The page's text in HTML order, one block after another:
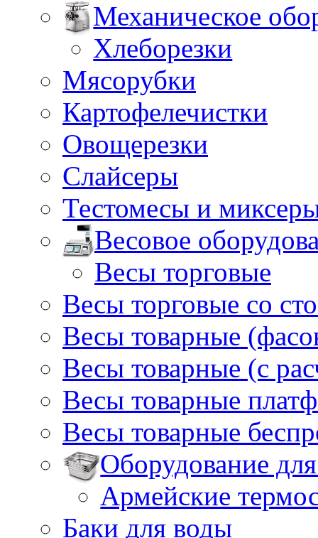
Механическое
Хлеборезки
Мясорубки
Картофелечистки
Овощерезки
Слайсеры
Тестомесы и
Весовое
Весы торговые
Весы торговые со
Весы товарные
Весы товарные (с
Весы товарные
Весы товарные
Оборудование
Армейские
Баки для воды